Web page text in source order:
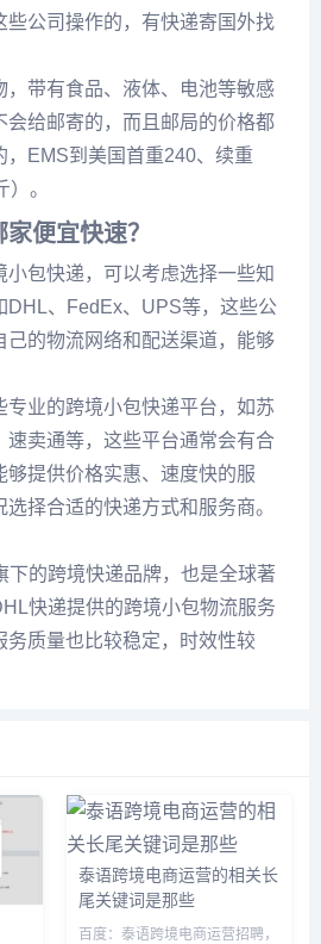
些公司操作的，有快递寄国外找
，带有食品、液体、电池等敏感
会给邮寄的，而且邮局的价格都
，EMS到美国首重240、续重
。
便宜快速？
小包快递，可以考虑选择一些知
DHL、FedEx、UPS等，这些公
己的物流网络和配送渠道，能够
专业的跨境小包快递平台，如苏
速卖通等，这些平台通常会有合
够提供价格实惠、速度快的服
择合适的快递方式和服务商。
下的跨境快递品牌，也是全球著
快递提供的跨境小包物流服务
务质量也比较稳定，时效性较
泰语跨境电商运营的相关长
尾关键词是那些
百度：泰语跨境电商运营招聘，